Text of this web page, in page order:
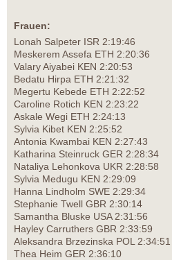
Frauen:
Lonah Salpeter ISR 2:19:46
Meskerem Assefa ETH 2:20:36
Valary Aiyabei KEN 2:20:53
Bedatu Hirpa ETH 2:21:32
Megertu Kebede ETH 2:22:52
Caroline Rotich KEN 2:23:22
Askale Wegi ETH 2:24:13
Sylvia Kibet KEN 2:25:52
Antonia Kwambai KEN 2:27:43
Katharina Steinruck GER 2:28:34
Nataliya Lehonkova UKR 2:28:58
Sylvia Medugu KEN 2:29:09
Hanna Lindholm SWE 2:29:34
Stephanie Twell GBR 2:30:14
Samantha Bluske USA 2:31:56
Hayley Carruthers GBR 2:33:59
Aleksandra Brzezinska POL 2:34:51
Thea Heim GER 2:36:10